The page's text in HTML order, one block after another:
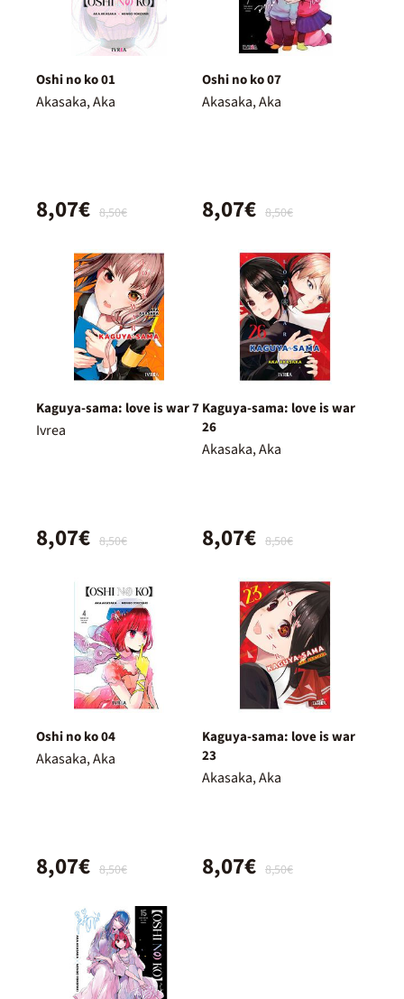
Oshi no ko 01
Akasaka, Aka
8,50€
8,07€
Oshi no ko 07
Akasaka, Aka
8,50€
8,07€
Kaguya-sama: love is war 7
Ivrea
8,50€
8,07€
Kaguya-sama: love is war
26
Akasaka, Aka
8,50€
8,07€
Oshi no ko 04
Akasaka, Aka
8,50€
8,07€
Kaguya-sama: love is war
23
Akasaka, Aka
8,50€
8,07€